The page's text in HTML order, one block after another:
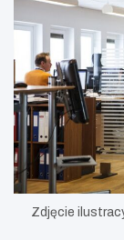
Zdjęcie